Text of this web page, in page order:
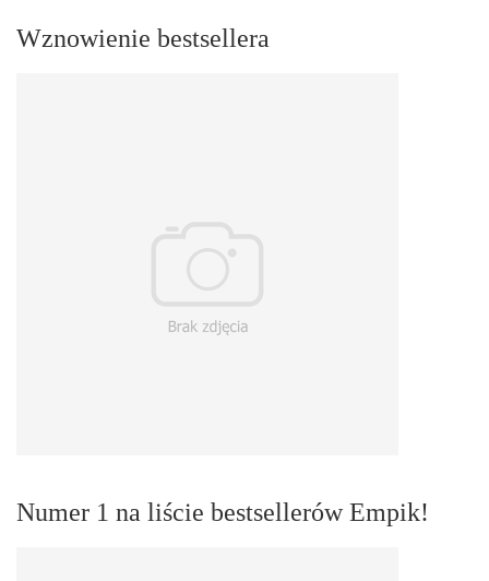
Wznowienie bestsellera
Numer 1 na liście bestsellerów Empik!